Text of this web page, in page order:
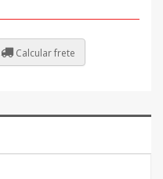
Calcular frete